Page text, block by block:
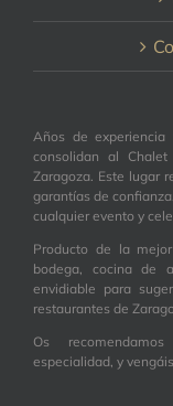
Años de
consolidan al
Zaragoza. Este lugar
garantías de
cualquier evento y
Producto de la
bodega, cocina de
envidiable para
restaurantes de
Os
especialidad, y